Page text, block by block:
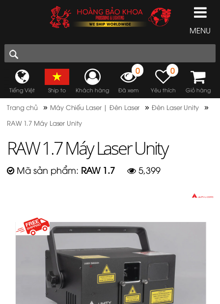
MENU
Tiếng Việt Ship to Khách hàng
0
Đã xem
0
Yêu thích Giỏ hàng
Trang chủ » Máy Chiếu Laser | Đèn Laser »Đèn Laser Unity »
RAW 1.7 Máy Laser Unity
RAW 1.7 Máy Laser Unity
Mã sản phẩm: RAW 1.7 5,399